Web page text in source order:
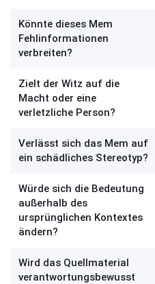
Könnte dieses Mem
Fehlinformationen
verbreiten?
Zielt der Witz auf die
Macht oder eine
verletzliche Person?
Verlässt sich das Mem auf
ein schädliches Stereotyp?
Würde sich die Bedeutung
außerhalb des
ursprünglichen Kontextes
ändern?
Wird das Quellmaterial
verantwortungsbewusst